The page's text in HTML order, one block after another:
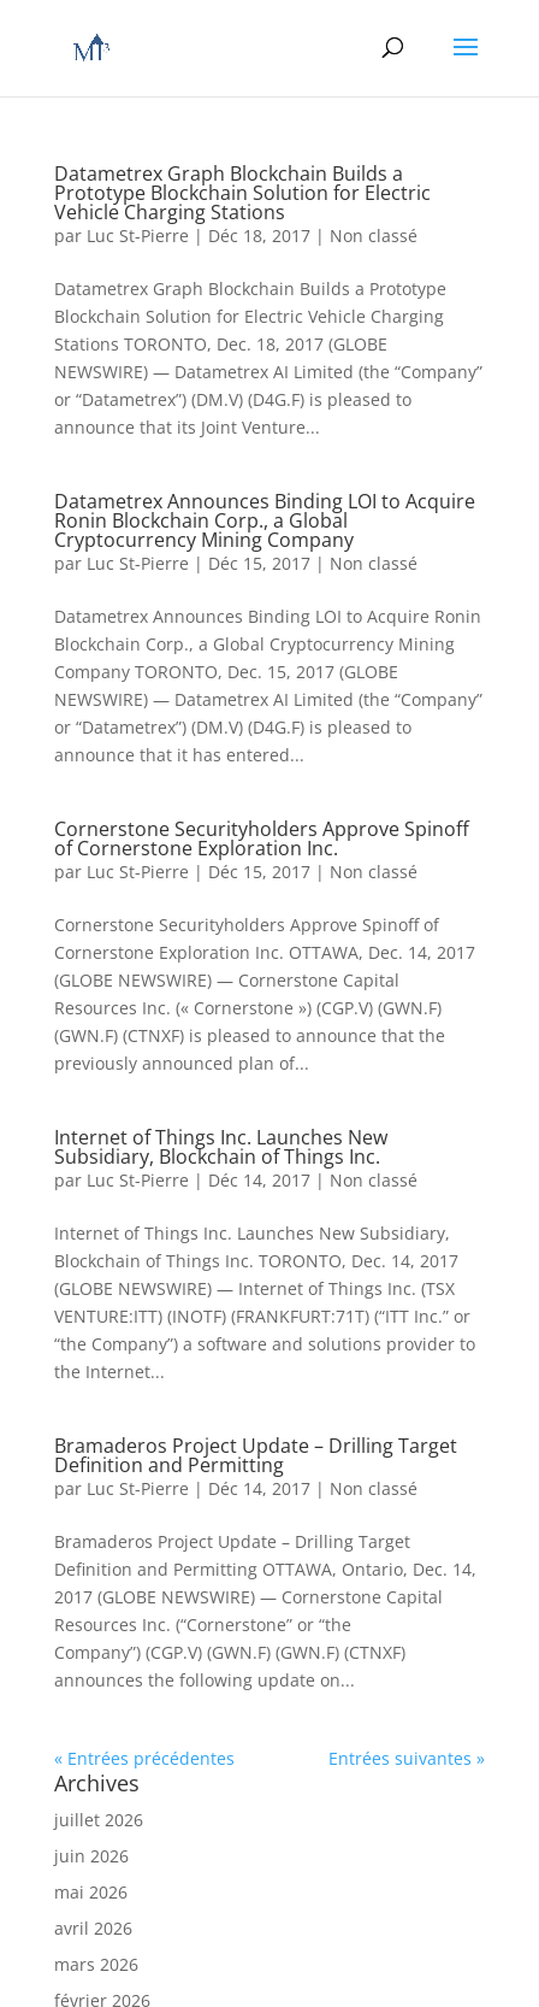
Datametrex Graph Blockchain Builds a
Prototype Blockchain Solution for Electric
Vehicle Charging Stations
par Luc St-Pierre | Déc 18, 2017| Non classé
Datametrex Graph Blockchain Builds a Prototype
Blockchain Solution for Electric Vehicle Charging
Stations TORONTO, Dec. 18, 2017 (GLOBE
NEWSWIRE) — Datametrex AI Limited (the “Company”
or “Datametrex”) (DM.V) (D4G.F) is pleased to
announce that its Joint Venture...
Datametrex Announces Binding LOI to Acquire
Ronin Blockchain Corp., a Global
Cryptocurrency Mining Company
par Luc St-Pierre | Déc 15, 2017| Non classé
Datametrex Announces Binding LOI to Acquire Ronin
Blockchain Corp., a Global Cryptocurrency Mining
Company TORONTO, Dec. 15, 2017 (GLOBE
NEWSWIRE) — Datametrex AI Limited (the “Company”
or “Datametrex”) (DM.V) (D4G.F) is pleased to
announce that it has entered...
Cornerstone Securityholders Approve Spinoff
of Cornerstone Exploration Inc.
par Luc St-Pierre | Déc 15, 2017| Non classé
Cornerstone Securityholders Approve Spinoff of
Cornerstone Exploration Inc. OTTAWA, Dec. 14, 2017
(GLOBE NEWSWIRE) — Cornerstone Capital
Resources Inc. (« Cornerstone ») (CGP.V) (GWN.F)
(GWN.F) (CTNXF) is pleased to announce that the
previously announced plan of...
Internet of Things Inc. Launches New
Subsidiary, Blockchain of Things Inc.
par Luc St-Pierre | Déc 14, 2017| Non classé
Internet of Things Inc. Launches New Subsidiary,
Blockchain of Things Inc. TORONTO, Dec. 14, 2017
(GLOBE NEWSWIRE) — Internet of Things Inc. (TSX
VENTURE:ITT) (INOTF) (FRANKFURT:71T) (“ITT Inc.” or
“the Company”) a software and solutions provider to
the Internet...
Bramaderos Project Update – Drilling Target
Definition and Permitting
par Luc St-Pierre | Déc 14, 2017| Non classé
Bramaderos Project Update – Drilling Target
Definition and Permitting OTTAWA, Ontario, Dec. 14,
2017 (GLOBE NEWSWIRE) — Cornerstone Capital
Resources Inc. (“Cornerstone” or “the
Company”) (CGP.V) (GWN.F) (GWN.F) (CTNXF)
announces the following update on...
« Entrées précédentes Entrées suivantes »
Archives
juillet 2026
juin 2026
mai 2026
avril 2026
mars 2026
février 2026